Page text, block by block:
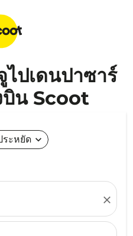
ไปเดนปาซาร์
บิน Scoot
ระหยัด expand_more
close